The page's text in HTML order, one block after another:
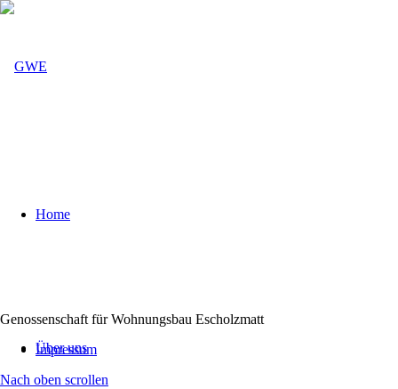
Home
Über uns
Genossenschaft für Wohnungsbau Escholzmatt
Impressum
Nach oben scrollen